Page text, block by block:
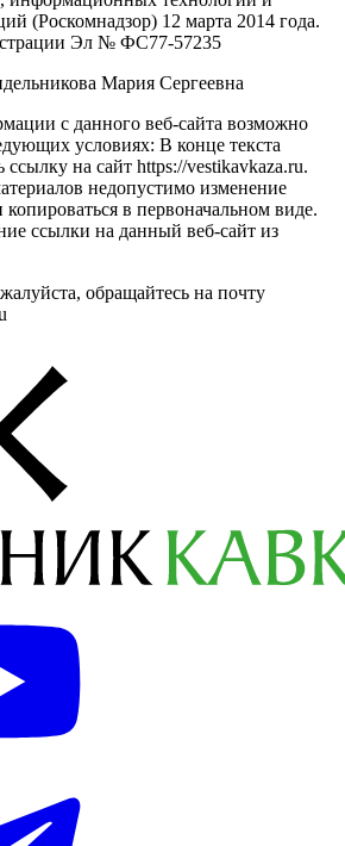
(Роскомнадзор) 12 марта 2014 года.
Эл № ФС77-57235
Мария Сергеевна
с данного веб-сайта возможно
условиях: В конце текста
ссылку на сайт https://vestikavkaza.ru.
недопустимо изменение
копироваться в первоначальном виде.
ссылки на данный веб-сайт из
обращайтесь на почту